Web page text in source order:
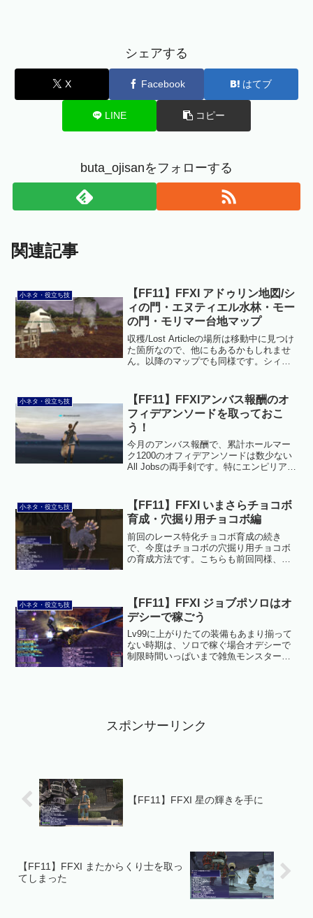
シェアする
X Facebook はてブ
LINE コピー
buta_ojisanをフォローする
関連記事
小ネタ・役立ち技
【FF11】FFXI アドゥリン地図/シ
ィの門・エヌティエル水林・モー
の門・モリマー台地マップ
収穫/Lost Articleの場所は移動中に見つけ
た箇所なので、他にもあるかもしれませ
ん。以降のマップでも同様です。シィの
挑むのに最適です。マンドラかリーチが
やり...
小ネタ・役立ち技
【FF11】FFXIアンバス報酬のオ
フィデアンソードを取っておこ
う！
今月のアンバス報酬で、累計ホールマー
ク1200のオフィデアンソードは数少ない
All Jobsの両手剣です。特にエンピリアル
ンを作る予定がなくても、とりあえず取
っておく...
小ネタ・役立ち技
【FF11】FFXI いまさらチョコボ
育成・穴掘り用チョコボ編
前回のレース特化チョコボ育成の続き
で、今度はチョコボの穴掘り用チョコボ
の育成方法です。こちらも前回同様、チ
下準備基本的にレース用チ...
小ネタ・役立ち技
【FF11】FFXI ジョブポソロはオ
デシーで稼ごう
Lv99に上がりたての装備もあまり揃って
ない時期は、ソロで稼ぐ場合オデシーで
制限時間いっぱいまで雑魚モンスターを
スポンサーリンク
【FF11】FFXI 星の輝きを手に
【FF11】FFXI またからくり士を取っ
てしまった